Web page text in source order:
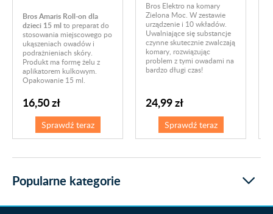
Bros Amaris Roll-on dla
dzieci 15 mlto preparat do
stosowania miejscowego po
ukąszeniach owadów i
podrażnieniach skóry.
Produkt ma formę żelu z
aplikatorem kulkowym.
Opakowanie 15 ml.
16,50 zł
Sprawdź teraz
Bros Elektro na komary
Zielona Moc. W zestawie
urządzenie i 10 wkładów.
Uwalniające się substancje
czynne skutecznie zwalczają
komary, rozwiązując
problem z tymi owadami na
bardzo długi czas!
24,99 zł
Sprawdź teraz
Popularne kategorie